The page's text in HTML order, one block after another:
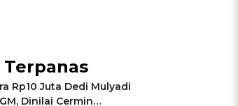
Rp10 Juta Dedi Mulyadi
Dinilai Cermin